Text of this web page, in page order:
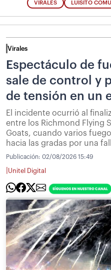
VIRALES LUISITO
Virales
Espectáculo de
sale de control y
de tensión en un
El incidente ocurrió al
entre los Richmond Flying
Goats, cuando varios
hacia las gradas por una
Publicación: 02/08/2026 15:49
Unitel Digital